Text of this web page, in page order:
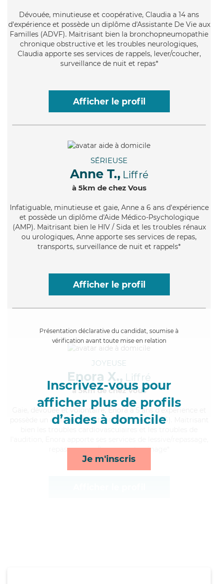
Dévouée, minutieuse et coopérative, Claudia a 14 ans
d'expérience et possède un diplôme d'Assistante De Vie aux
Familles (ADVF). Maitrisant bien la bronchopneumopathie
chronique obstructive et les troubles neurologiques,
Claudia apporte ses services de rappels, lever/coucher,
surveillance de nuit et repas*
Afficher le profil
SÉRIEUSE
Anne T., Liffré
à 5km de chez Vous
Infatiguable, minutieuse et gaie, Anne a 6 ans d'expérience
et possède un diplôme d'Aide Médico-Psychologique
(AMP). Maitrisant bien le HIV / Sida et les troubles rénaux
ou urologiques, Anne apporte ses services de repas,
transports, surveillance de nuit et rappels*
Afficher le profil
Présentation déclarative du candidat, soumise à
vérification avant toute mise en relation
Inscrivez-vous pour
afficher plus de profils
d’aides à domicile
Je m'inscris
JOYEUSE
Enora X., Liffré
à 5km de chez Vous
, dévouée et volontaire, Enora a 5 ans d'expérience et
possède un diplôme d'Etat d'aide-soignant (AS). Maitrisant
repas, courses/livraison et ménage*